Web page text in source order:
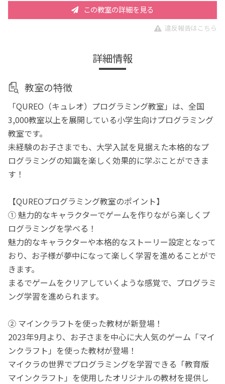
この教室の詳細を見る
違反報告はこちら
詳細情報
教室の特徴
「QUREO（キュレオ）プログラミング教室」は、全国
3,000教室以上を展開している小学生向けプログラミング
教室です。
未経験のお子さまでも、大学入試を見据えた本格的なプ
ログラミングの知識を楽しく効果的に学ぶことができま
す！
【QUREOプログラミング教室のポイント】
① 魅力的なキャラクターでゲームを作りながら楽しくプ
ログラミングを学べる！
魅力的なキャラクターや本格的なストーリー設定となって
おり、お子様が夢中になって楽しく学習を進めることがで
きます。
まるでゲームをクリアしていくような感覚で、プログラミ
ング学習を進められます。
② マインクラフトを使った教材が新登場！
2023年9月より、お子さまを中心に大人気のゲーム「マイ
ンクラフト」を使った教材が登場！
マイクラの世界でプログラミングを学習できる「教育版
マインクラフト」を使用したオリジナルの教材を提供し